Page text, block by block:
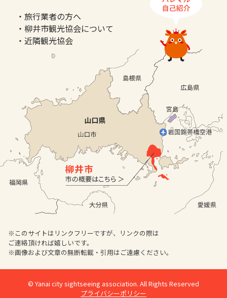
・旅行業者の方へ
・柳井市観光協会について
・近隣観光協会
※このサイトはリンクフリーですが、リンクの際は
ご連絡頂ければ嬉しいです。
※画像および文章の無断転載・引用はご遠慮ください。
© Yanai city sightseeing association. All Rights Reserved
プライバシーポリシー